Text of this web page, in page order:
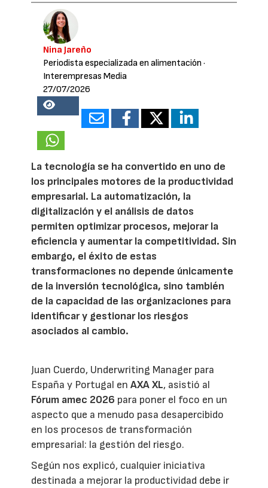
Nina Jareño
Periodista especializada en alimentación ·
Interempresas Media
27/07/2026
18203
La tecnología se ha convertido en uno de
los principales motores de la productividad
empresarial. La automatización, la
digitalización y el análisis de datos
permiten optimizar procesos, mejorar la
eficiencia y aumentar la competitividad. Sin
embargo, el éxito de estas
transformaciones no depende únicamente
de la inversión tecnológica, sino también
de la capacidad de las organizaciones para
identificar y gestionar los riesgos
asociados al cambio.
Juan Cuerdo, Underwriting Manager para
España y Portugal enAXA XL, asistió al
Fórum amec 2026 para poner el foco en un
aspecto que a menudo pasa desapercibido
en los procesos de transformación
empresarial: la gestión del riesgo.
Según nos explicó, cualquier iniciativa
destinada a mejorar la productividad debe ir